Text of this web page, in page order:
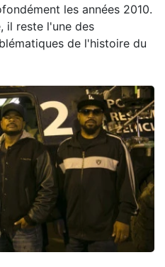
les années 2010.
il reste l'une des
de l'histoire du